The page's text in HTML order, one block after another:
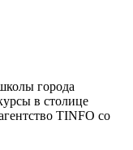
города
в столице
TINFO со